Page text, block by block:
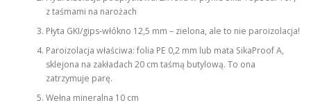
z taśmami na narożach
Płyta GKI/gips-włókno 12,5 mm – zielona, ale to nie paroizolacja!
Paroizolacja właściwa: folia PE 0,2 mm lub mata SikaProof A,
sklejona na zakładach 20 cm taśmą butylową. To ona
zatrzymuje parę.
Wełna mineralna 10 cm